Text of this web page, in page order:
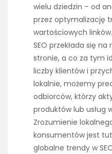
wielu dziedzin – od
przez optymalizację
wartościowych
SEO przekłada się
stronie, a co za tym
liczby klientów i
lokalnie, możemy
odbiorców, którzy
produktów lub usług
Zrozumienie
konsumentów jest
globalne trendy w